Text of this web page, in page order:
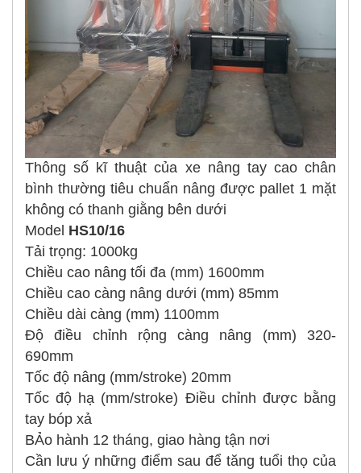
Thông số kĩ thuật của xe nâng tay cao chân
bình thường tiêu chuẩn nâng được pallet 1 mặt
không có thanh giằng bên dưới
Model HS10/16
Tải trọng: 1000kg
Chiều cao nâng tối đa (mm) 1600mm
Chiều cao càng nâng dưới (mm) 85mm
Chiều dài càng (mm) 1100mm
Độ điều chỉnh rộng càng nâng (mm) 320-
690mm
Tốc độ nâng (mm/stroke) 20mm
Tốc độ hạ (mm/stroke) Điều chỉnh được bằng
tay bóp xả
BẢo hành 12 tháng, giao hàng tận nơi
Cần lưu ý những điểm sau để tăng tuổi thọ của